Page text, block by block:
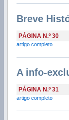
Breve
PÁGINA N.º 30
artigo completo
A info-
PÁGINA N.º 31
artigo completo